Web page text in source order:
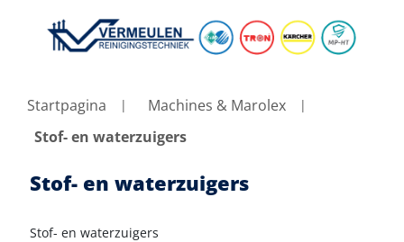
Startpagina
Machines & Marolex
Stof- en waterzuigers
Stof- en waterzuigers
Stof- en waterzuigers